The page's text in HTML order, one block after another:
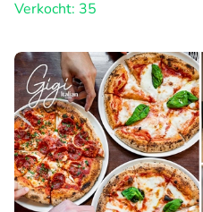
Verkocht: 35